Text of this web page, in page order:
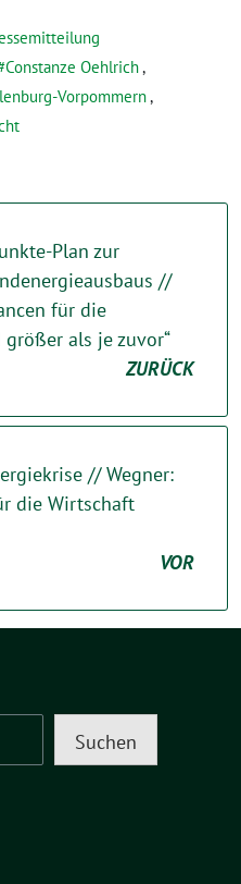
Constanze Oehlrich,
Vorpommern,
Plan zur
//
für die
als je zuvor“
ZURÜCK
// Wegner:
die Wirtschaft
VOR
Suchen